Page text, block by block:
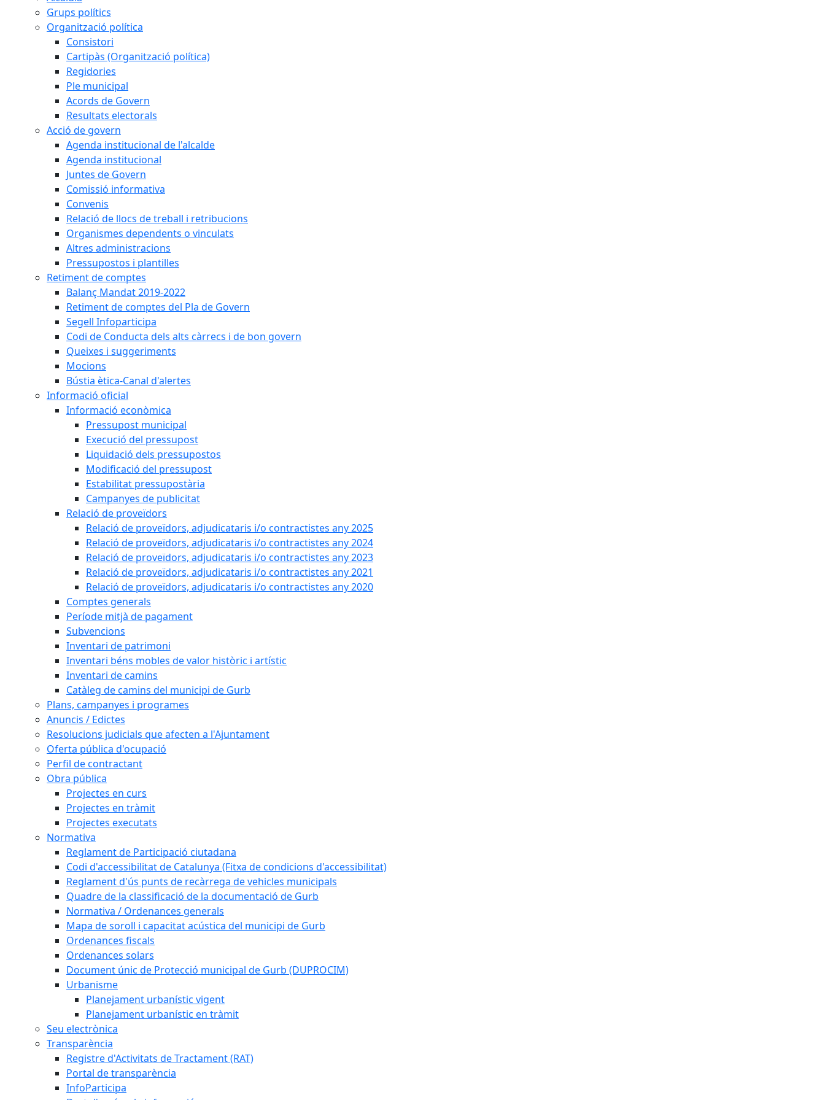
Grups polítics
Organització política
Consistori
Cartipàs (Organització política)
Regidories
Ple municipal
Acords de Govern
Resultats electorals
Acció de govern
Agenda institucional de l'alcalde
Agenda institucional
Juntes de Govern
Comissió informativa
Convenis
Relació de llocs de treball i retribucions
Organismes dependents o vinculats
Altres administracions
Pressupostos i plantilles
Retiment de comptes
Balanç Mandat 2019-2022
Retiment de comptes del Pla de Govern
Segell Infoparticipa
Codi de Conducta dels alts càrrecs i de bon govern
Queixes i suggeriments
Mocions
Bústia ètica-Canal d'alertes
Informació oficial
Informació econòmica
Pressupost municipal
Execució del pressupost
Liquidació dels pressupostos
Modificació del pressupost
Estabilitat pressupostària
Campanyes de publicitat
Relació de proveïdors
Relació de proveïdors, adjudicataris i/o contractistes any 2025
Relació de proveïdors, adjudicataris i/o contractistes any 2024
Relació de proveïdors, adjudicataris i/o contractistes any 2023
Relació de proveïdors, adjudicataris i/o contractistes any 2021
Relació de proveïdors, adjudicataris i/o contractistes any 2020
Comptes generals
Període mitjà de pagament
Subvencions
Inventari de patrimoni
Inventari béns mobles de valor històric i artístic
Inventari de camins
Catàleg de camins del municipi de Gurb
Plans, campanyes i programes
Anuncis / Edictes
Resolucions judicials que afecten a l'Ajuntament
Oferta pública d'ocupació
Perfil de contractant
Obra pública
Projectes en curs
Projectes en tràmit
Projectes executats
Normativa
Reglament de Participació ciutadana
Codi d'accessibilitat de Catalunya (Fitxa de condicions d'accessibilitat)
Reglament d'ús punts de recàrrega de vehicles municipals
Quadre de la classificació de la documentació de Gurb
Normativa / Ordenances generals
Mapa de soroll i capacitat acústica del municipi de Gurb
Ordenances fiscals
Ordenances solars
Document únic de Protecció municipal de Gurb (DUPROCIM)
Urbanisme
Planejament urbanístic vigent
Planejament urbanístic en tràmit
Seu electrònica
Transparència
Registre d'Activitats de Tractament (RAT)
Portal de transparència
InfoParticipa